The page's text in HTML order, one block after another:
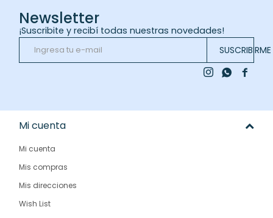
Newsletter
¡Suscribite y recibí todas nuestras novedades!
SUSCRIBIRME

 
Mi cuenta
Mi cuenta
Mis compras
Mis direcciones
Wish List